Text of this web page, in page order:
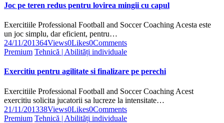
Joc pe teren redus pentru lovirea mingii cu capul
Exercitiile Professional Football and Soccer Coaching Acesta este
un joc simplu, dar eficient, pentru…
24/11/201364Views0Likes0Comments
Premium Tehnică | Abilități individuale
Exercitiu pentru agilitate si finalizare pe perechi
Exercitiile Professional Football and Soccer Coaching Acest
exercitiu solicita jucatorii sa lucreze la intensitate…
21/11/201338Views0Likes0Comments
Premium Tehnică | Abilități individuale